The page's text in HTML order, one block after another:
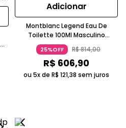
Adicionar
Montblanc Legend Eau De
Toilette 100Ml Masculino
Fougère Amadeirada Fresca
Laca Branca Montblanc
25%OFF R$814,00
R$ 606,90
ou 5x de R$ 121,38 sem juros